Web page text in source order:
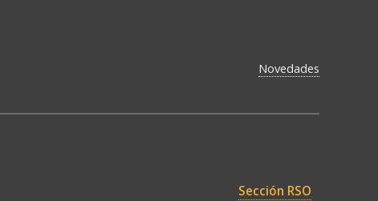
Novedades
Sección RSO